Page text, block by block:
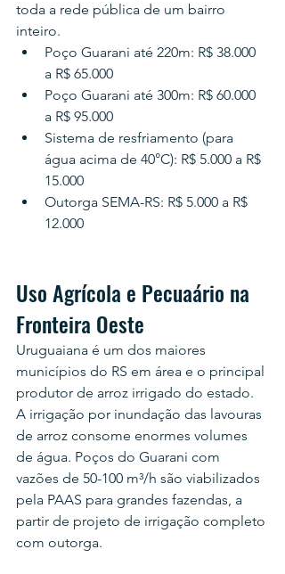
toda a rede pública de um bairro
inteiro.
Poço Guarani até 220m: R$ 38.000
a R$ 65.000
Poço Guarani até 300m: R$ 60.000
a R$ 95.000
Sistema de resfriamento (para
água acima de 40°C): R$ 5.000 a R$
15.000
Outorga SEMA-RS: R$ 5.000 a R$
12.000
Uso Agrícola e Pecuaário na
Fronteira Oeste
Uruguaiana é um dos maiores
municípios do RS em área e o principal
produtor de arroz irrigado do estado.
A irrigação por inundação das lavouras
de arroz consome enormes volumes
de água. Poços do Guarani com
vazões de 50-100 m³/h são viabilizados
pela PAAS para grandes fazendas, a
partir de projeto de irrigação completo
com outorga.